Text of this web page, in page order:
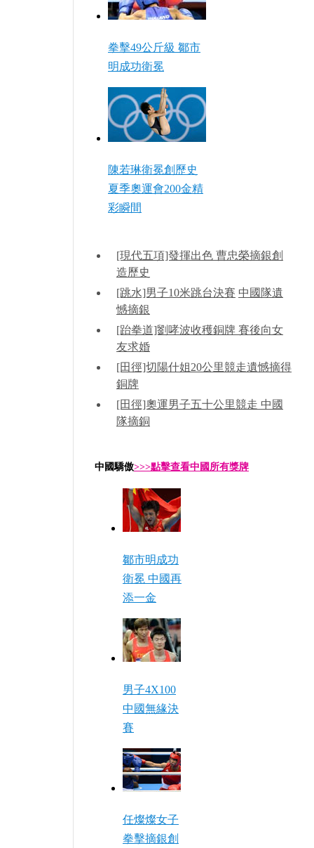
拳擊49公斤級 鄒市
明成功衛冕
陳若琳衛冕創歷史
夏季奧運會200金精
彩瞬間
[現代五項]發揮出色 曹忠榮摘銀創
造歷史
[跳水]男子10米跳台決賽 中國隊遺
憾摘銀
[跆拳道]劉哮波收穫銅牌 賽後向女
友求婚
[田徑]切陽什姐20公里競走遺憾摘得
銅牌
[田徑]奧運男子五十公里競走 中國
隊摘銅
中國驕傲>>>點擊查看中國所有獎牌
鄒市明成功
衛冕 中國再
添一金
男子4X100
中國無緣決
賽
任燦燦女子
拳擊摘銀創